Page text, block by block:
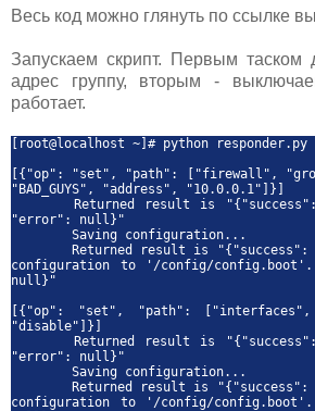
Весь код можно глянуть по ссылке
Запускаем скрипт. Первым таском
адрес группу, вторым -
работает.
[root@localhost ~]# python responder.py
[{"op": "set", "path": ["firewall",
"BAD_GUYS", "address", "10.0.0.1"]}]
Returned result is
"error": null}"
Saving configuration...
Returned result is
configuration to '/config/
null}"
[{"op": "set", "path":
"disable"]}]
Returned result is
"error": null}"
Saving configuration...
Returned result is
configuration to '/config/